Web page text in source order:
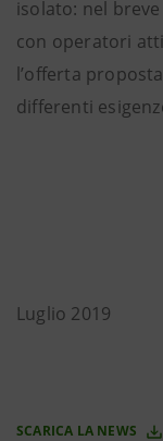
isolato: nel
con operatori
l’offerta
differenti
Luglio 2019
SCARICA LA NEWS